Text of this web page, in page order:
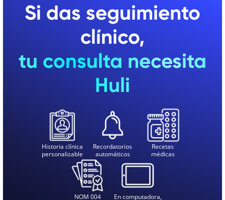
Si das seguimiento
clínico,
tu consulta necesita
Huli
Historia clínica
personalizable
Recordatorios
automáticos
Recetas
médicas
NOM 004
En computadora,